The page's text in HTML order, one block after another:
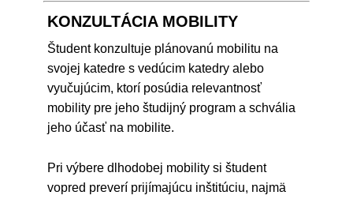
KONZULTÁCIA MOBILITY
Študent konzultuje plánovanú mobilitu na
svojej katedre s vedúcim katedry alebo
vyučujúcim, ktorí posúdia relevantnosť
mobility pre jeho študijný program a schvália
jeho účasť na mobilite.
Pri výbere dlhodobej mobility si študent
vopred preverí prijímajúcu inštitúciu, najmä